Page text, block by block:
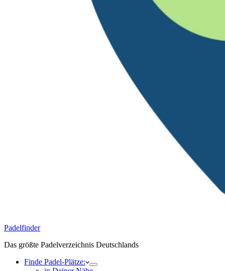
Padelfinder
Das größte Padelverzeichnis Deutschlands
Finde Padel-Plätze: